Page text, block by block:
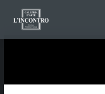
ARTISTI E OPERE